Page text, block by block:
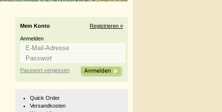
Mein Konto Registrieren »
Anmelden
Passwort vergessen
Quick Order
Versandkosten